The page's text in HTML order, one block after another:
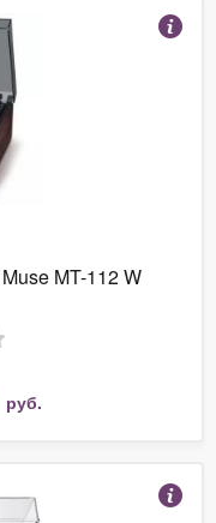
MT-112 W
руб.